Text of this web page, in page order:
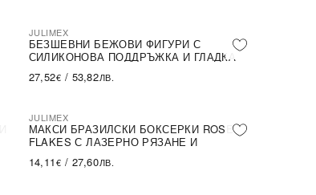
JULIMEX
БЕЗШЕВНИ БЕЖОВИ ФИГУРИ С
СИЛИКОНОВА ПОДДРЪЖКА И ГЛАДКА
27,52€ / 53,82ЛВ.
JULIMEX
МАКСИ БРАЗИЛСКИ БОКСЕРКИ ROSE
FLAKES С ЛАЗЕРНО РЯЗАНЕ И
ПЕРФЕКТНО ПРИЛЯГАНЕ
14,11 € / 27,60ЛВ.